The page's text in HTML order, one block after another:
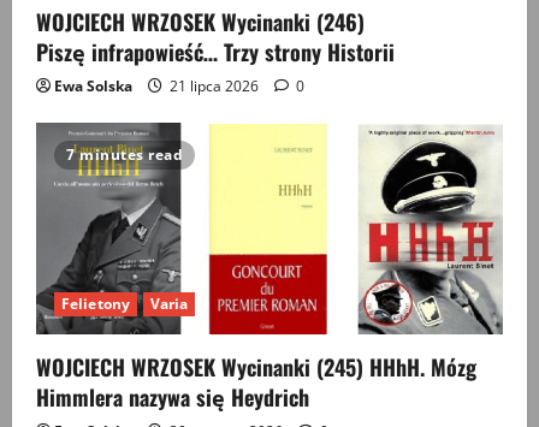
WOJCIECH WRZOSEK Wycinanki (246)
Piszę infrapowieść… Trzy strony Historii
Ewa Solska 21 lipca 2026 0
7 minutes read
Felietony Varia
WOJCIECH WRZOSEK Wycinanki (245) HHhH. Mózg
Himmlera nazywa się Heydrich